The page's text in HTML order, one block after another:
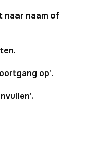
naar naam of
op'.